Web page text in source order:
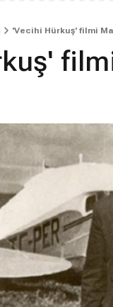
'Vecihi Hürkuş' filmi